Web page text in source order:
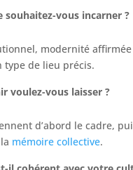
souhaitez-vous incarner ?
modernité
type de lieu précis.
voulez-vous laisser ?
d’abord le cadre,
mémoire collective.